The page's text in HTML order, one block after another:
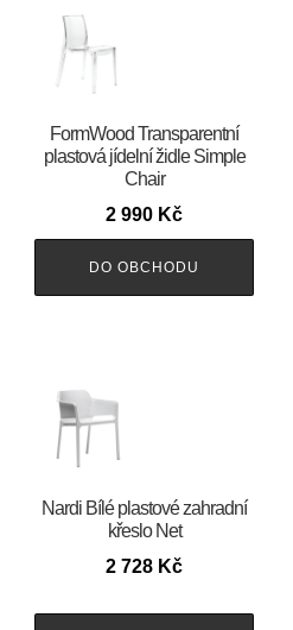
FormWood Transparentní
plastová jídelní židle Simple
Chair
2 990 Kč
DO OBCHODU
Nardi Bílé plastové zahradní
křeslo Net
2 728 Kč